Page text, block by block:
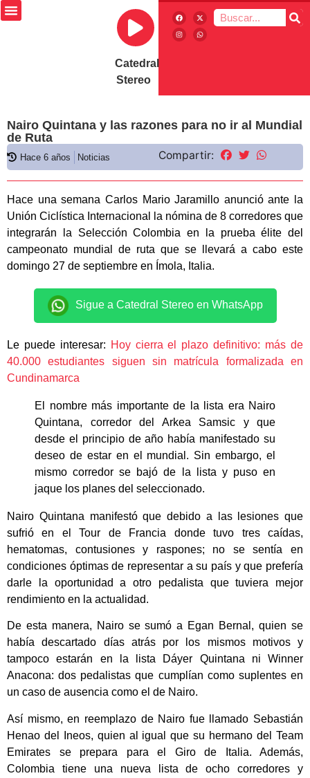
Catedral
Stereo
Nairo Quintana y las razones para no ir al Mundial
de Ruta
Hace 6 años Noticias Compartir:
Hace una semana Carlos Mario Jaramillo anunció ante la
Unión Ciclística Internacional la nómina de 8 corredores que
integrarán la Selección Colombia en la prueba élite del
campeonato mundial de ruta que se llevará a cabo este
domingo 27 de septiembre en Ímola, Italia.
Sigue a Catedral Stereo en WhatsApp
Le puede interesar: Hoy cierra el plazo definitivo: más de
40.000 estudiantes siguen sin matrícula formalizada en
Cundinamarca
El nombre más importante de la lista era Nairo
Quintana, corredor del Arkea Samsic y que
desde el principio de año había manifestado su
deseo de estar en el mundial. Sin embargo, el
mismo corredor se bajó de la lista y puso en
jaque los planes del seleccionado.
Nairo Quintana manifestó que debido a las lesiones que
sufrió en el Tour de Francia donde tuvo tres caídas,
hematomas, contusiones y raspones; no se sentía en
condiciones óptimas de representar a su país y que prefería
darle la oportunidad a otro pedalista que tuviera mejor
rendimiento en la actualidad.
De esta manera, Nairo se sumó a Egan Bernal, quien se
había descartado días atrás por los mismos motivos y
tampoco estarán en la lista Dáyer Quintana ni Winner
Anacona: dos pedalistas que cumplían como suplentes en
un caso de ausencia como el de Nairo.
Así mismo, en reemplazo de Nairo fue llamado Sebastián
Henao del Ineos, quien al igual que su hermano del Team
Emirates se prepara para el Giro de Italia. Además,
Colombia tiene una nueva lista de ocho corredores y